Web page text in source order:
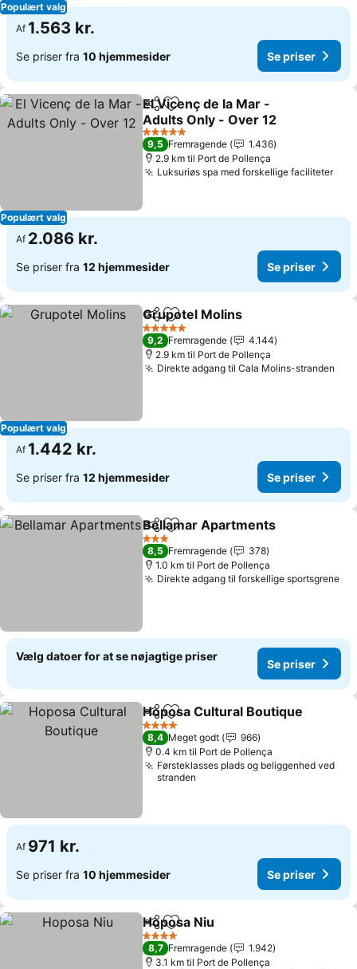
Populært valg
Af 1.563 kr.
Se priser fra 10 hjemmesider Se priser
Populært valg
Del Føj til favoritter
El Vicenç de la Mar -
Adults Only - Over 12
Se priser
5 Stjerner
9,5 Fremragende
1.436
2.9 km til Port de Pollença
Luksuriøs spa med forskellige faciliteterSe
Af 2.086 kr.
Se priser fra 12 hjemmesider Se priser
Populært valg
Del Føj til favoritter
Grupotel Molins
5 Stjerner
9,2 Fremragende
4.144
2.9 km til Port de Pollença
Direkte adgang til Cala Molins-stranden
Af 1.442 kr.
Se priser fra 12 hjemmesider Se priser
Del Føj til favoritter
Bellamar Apartments
3 Stjerner
8,5 Fremragende
378
1.0 km til Port de Pollença
Direkte adgang til forskellige sportsgrene
Vælg datoer for at se nøjagtige priser
Se priser
Del Føj til favoritter
Hoposa Cultural Boutique
4 Stjerner
8,4 Meget godt
966
0.4 km til Port de Pollença
Førsteklasses plads og beliggenhed ved
stranden
Af 971 kr.
Se priser fra 10 hjemmesider Se priser
Del Føj til favoritter
Hoposa Niu
4 Stjerner
8,7 Fremragende
1.942
3.1 km til Port de Pollença